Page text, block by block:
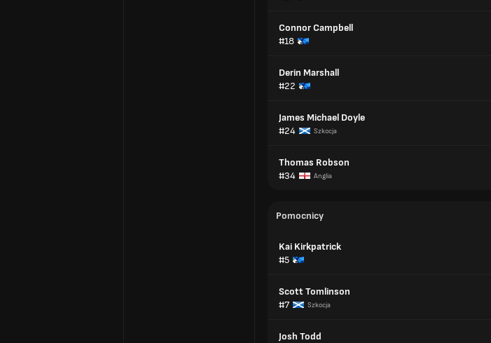
Connor Campbell
#18
Derin Marshall
#22
James Michael Doyle
#24
Szkocja
Thomas Robson
#34
Anglia
Pomocnicy
Kai Kirkpatrick
#5
Scott Tomlinson
#7
Szkocja
Josh Todd